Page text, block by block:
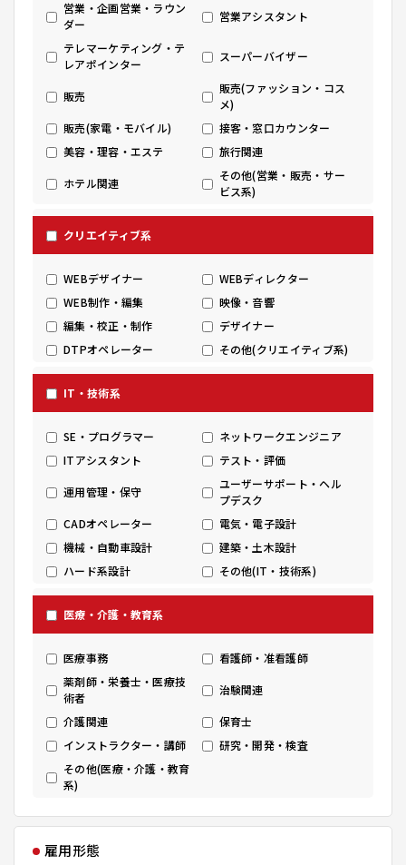
営業・企画営業・ラウン
ダー
営業アシスタント
テレマーケティング・テ
レアポインター
スーパーバイザー
販売
販売(ファッション・コス
メ)
販売(家電・モバイル)
接客・窓口カウンター
美容・理容・エステ
旅行関連
ホテル関連
その他(営業・販売・サー
ビス系)
クリエイティブ系
WEBデザイナー
WEBディレクター
WEB制作・編集
映像・音響
編集・校正・制作
デザイナー
DTPオペレーター
その他(クリエイティブ系)
IT・技術系
SE・プログラマー
ネットワークエンジニア
ITアシスタント
テスト・評価
運用管理・保守
ユーザーサポート・ヘル
プデスク
CADオペレーター
電気・電子設計
機械・自動車設計
建築・土木設計
ハード系設計
その他(IT・技術系)
医療・介護・教育系
医療事務
看護師・准看護師
薬剤師・栄養士・医療技
術者
治験関連
介護関連
保育士
インストラクター・講師
研究・開発・検査
その他(医療・介護・教育
系)
雇用形態